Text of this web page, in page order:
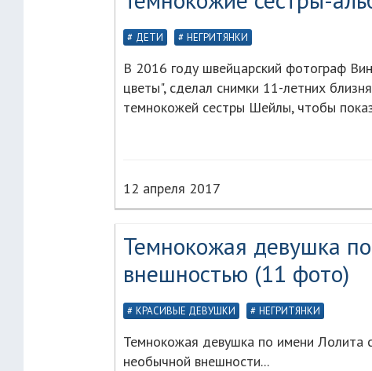
ДЕТИ НЕГРИТЯНКИ
В 2016 году швейцарский фотограф
цветы", сделал снимки 11-летних
темнокожей сестры Шейлы, чтобы
12 апреля 2017
Темнокожая девушка
внешностью (11 фото)
КРАСИВЫЕ ДЕВУШКИ НЕГРИТЯНКИ
Темнокожая девушка по имени Лолита
необычной внешности...